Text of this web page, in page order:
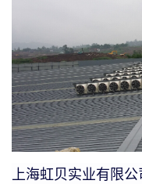
上海虹贝实业有限